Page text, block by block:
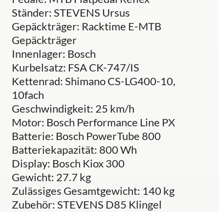
Ständer: STEVENS Ursus
Gepäckträger: Racktime E-MTB
Gepäckträger
Innenlager: Bosch
Kurbelsatz: FSA CK-747/IS
Kettenrad: Shimano CS-LG400-10,
10fach
Geschwindigkeit: 25 km/h
Motor: Bosch Performance Line PX
Batterie: Bosch PowerTube 800
Batteriekapazität: 800 Wh
Display: Bosch Kiox 300
Gewicht: 27.7 kg
Zulässiges Gesamtgewicht: 140 kg
Zubehör: STEVENS D85 Klingel